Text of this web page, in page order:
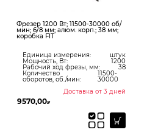
Фрезер 1200 Вт; 11500-30000 об/
мин; 6/8 мм; алюм. корп.; 38 мм;
коробка FIT
Единица измерения: штук
Мощность, Вт: 1200
Рабочий ход фрезы, мм: 38
Количество
оборотов, об./мин:
11500-
30000
Доставка от 3 дней
9570,00₽